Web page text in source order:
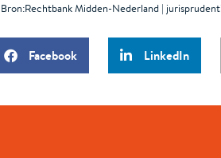
Bron:Rechtbank Midden-Nederland |
Facebook LinkedIn